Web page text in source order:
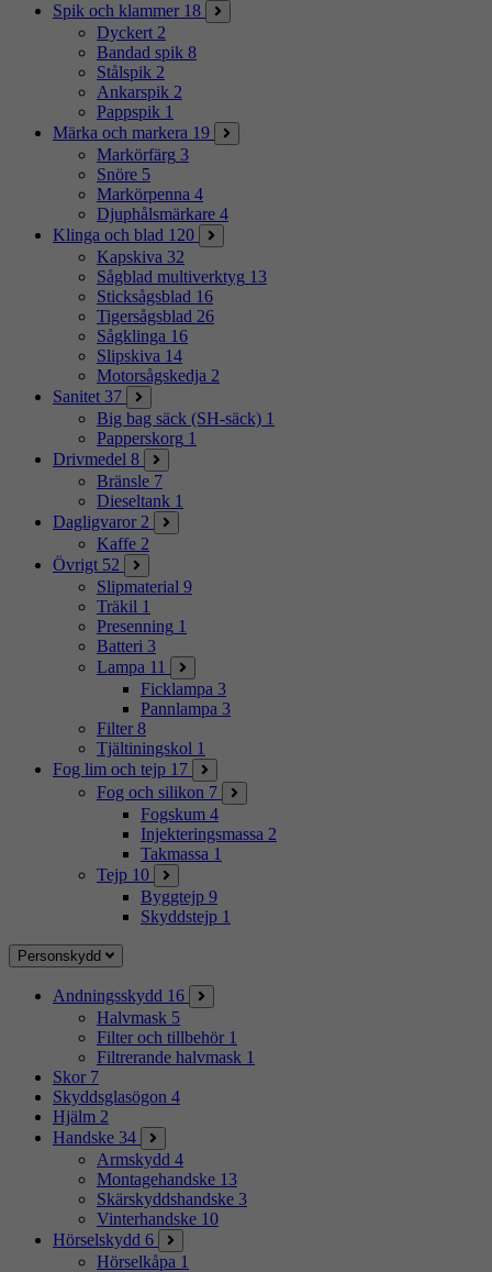
Spik och klammer 18
Dyckert 2
Bandad spik 8
Stålspik 2
Ankarspik 2
Pappspik 1
Märka och markera 19
Markörfärg 3
Snöre 5
Markörpenna 4
Djuphålsmärkare 4
Klinga och blad 120
Kapskiva 32
Sågblad multiverktyg 13
Sticksågsblad 16
Tigersågsblad 26
Sågklinga 16
Slipskiva 14
Motorsågskedja 2
Sanitet 37
Big bag säck (SH-säck) 1
Papperskorg 1
Drivmedel 8
Bränsle 7
Dieseltank 1
Dagligvaror 2
Kaffe 2
Övrigt 52
Slipmaterial 9
Träkil 1
Presenning 1
Batteri 3
Lampa 11
Ficklampa 3
Pannlampa 3
Filter 8
Tjältiningskol 1
Fog lim och tejp 17
Fog och silikon 7
Fogskum 4
Injekteringsmassa 2
Takmassa 1
Tejp 10
Byggtejp 9
Skyddstejp 1
Personskydd
Andningsskydd 16
Halvmask 5
Filter och tillbehör 1
Filtrerande halvmask 1
Skor 7
Skyddsglasögon 4
Hjälm 2
Handske 34
Armskydd 4
Montagehandske 13
Skärskyddshandske 3
Vinterhandske 10
Hörselskydd 6
Hörselkåpa 1